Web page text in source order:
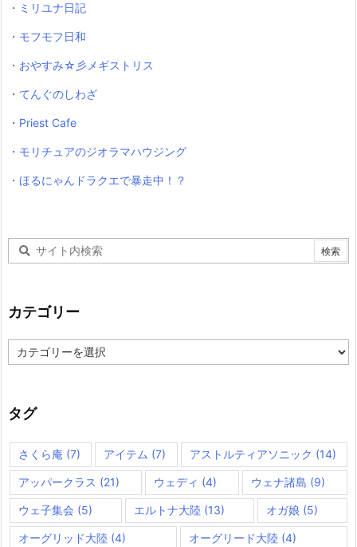
・ミリユナ日記
・モフモフ日和
・おやすみ☆彡メギストリス
・てんぐのしわざ
・Priest Cafe
・モリチュアのジオラマハウジング
・ほるにゃんドラクエで暴走中！？
カテゴリー
テ
ー
タグ
さくら庵 (7) アイテム (7) アストルティアソニック (14)
アッパークラス (21) ウェディ (4) ウェナ諸島 (9)
ウェ子集会 (5) エルトナ大陸 (13) オガ娘 (5)
オーグリッド大陸 (4) オーグリード大陸 (4)